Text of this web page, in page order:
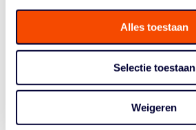
Alles toestaan
Selectie toestaan
Weigeren
ROSTER
#0 – Safiya Achthoven – PG/SG
#1 – Ama Boampong – PG
#3 – Maya Sirotski – PG